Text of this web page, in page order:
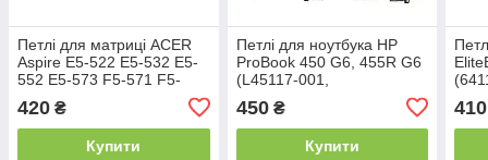
Петлі для матриці ACER
Aspire E5-522 E5-532 E5-
552 E5-573 F5-571 F5-
P258 Extensa 2511 2520
(права+ліва)
420 ₴
Купити
Петлі для ноутбука HP
ProBook 450 G6, 455R G6
(L45117-001,
FBX8K009010)
(ліва+права)
450₴
Купити
410